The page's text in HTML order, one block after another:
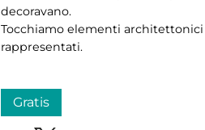
decoravano.
Tocchiamo elementi
rappresentati.
Gratis